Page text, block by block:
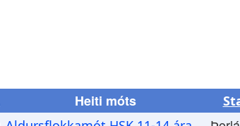
Heiti móts